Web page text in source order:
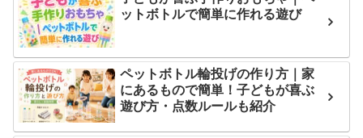
ットボトルで簡単に作れる遊び
ペットボトル輪投げの作り方｜家
にあるもので簡単！子どもが喜ぶ
遊び方・点数ルールも紹介